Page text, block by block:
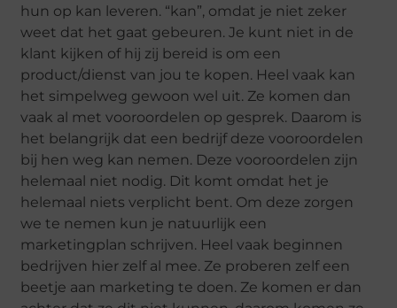
hun op kan leveren. “kan”, omdat je niet zeker
weet dat het gaat gebeuren. Je kunt niet in de
klant kijken of hij zij bereid is om een
product/dienst van jou te kopen. Heel vaak kan
het simpelweg gewoon wel uit. Ze komen dan
vaak al met vooroordelen op gesprek. Daarom is
het belangrijk dat een bedrijf deze vooroordelen
bij hen weg kan nemen. Deze vooroordelen zijn
helemaal niet nodig. Dit komt omdat het je
helemaal niets verplicht bent. Om deze zorgen
we te nemen kun je natuurlijk een
marketingplan schrijven. Heel vaak beginnen
bedrijven hier zelf al mee. Ze proberen zelf een
beetje aan marketing te doen. Ze komen er dan